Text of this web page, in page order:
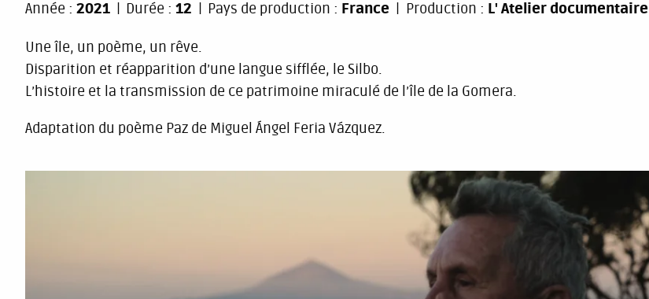
Année : 2021 Durée : 12 Pays de production : France Production : L' Atelier documentaire
Une île, un poème, un rêve.
Disparition et réapparition d’une langue sifflée, le Silbo.
L’histoire et la transmission de ce patrimoine miraculé de l’île de la Gomera.
Adaptation du poème Paz de Miguel Ángel Feria Vázquez.